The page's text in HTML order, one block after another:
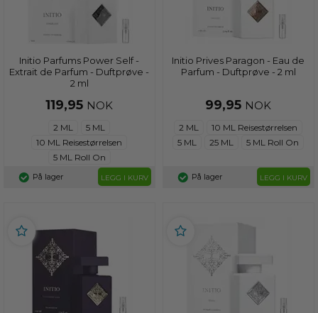
Initio Parfums Power Self -
Extrait de Parfum - Duftprøve -
2 ml
119,95 NOK
2 ML
5 ML
10 ML Reisestørrelsen
5 ML Roll On
På lager LEGG I KURV
Initio Prives Paragon - Eau de
Parfum - Duftprøve - 2 ml
99,95 NOK
2 ML
10 ML Reisestørrelsen
5 ML
25 ML 5 ML Roll On
På lager LEGG I KURV